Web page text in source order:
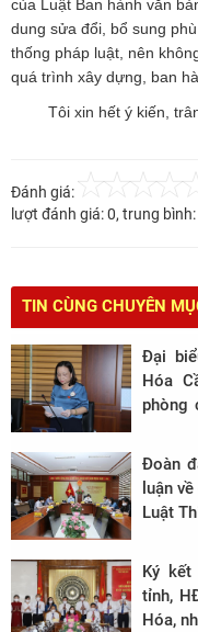
của Luật Ban hành văn
dung sửa đổi, bổ sung
thống pháp luật, nên
quá trình xây dựng, ban
Tôi xin hết ý kiến,
Đánh giá:
lượt đánh giá:0, trung bình:
TIN CÙNG CHUYÊN
Đại
Hóa
phòng
Đoàn
luận
Luật
Ký
tỉnh,
Hóa,